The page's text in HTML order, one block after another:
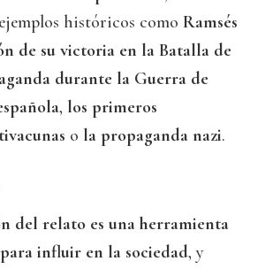
históricos como Ramsés
de su victoria en la Batalla de
durante la Guerra de
, los primeros
o la propaganda nazi.
del relato es una herramienta
influir en la sociedad, y